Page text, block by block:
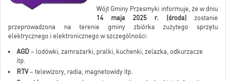
Wójt Gminy Przesmyki informuje, że w dniu
14 maja 2025 r. (środa) zostanie
przeprowadzona na terenie gminy zbiórka zużytego sprzętu
elektrycznego i elektronicznego w szczególności:
AGD – lodówki, zamrażarki, pralki, kuchenki, żelazka, odkurzacze
itp.
RTV– telewizory, radia, magnetowidy itp.